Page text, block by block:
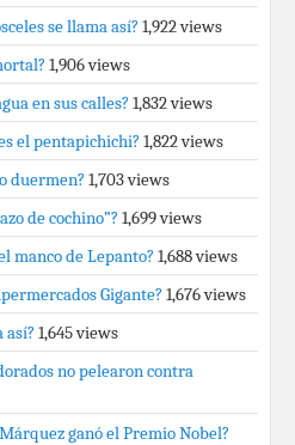
se llama así? 1,922 views
1,906 views
en sus calles? 1,832 views
el pentapichichi? 1,822 views
duermen? 1,703 views
de cochino”? 1,699 views
manco de Lepanto? 1,688 views
Gigante? 1,676 views
así? 1,645 views
no pelearon contra
ganó el Premio Nobel?